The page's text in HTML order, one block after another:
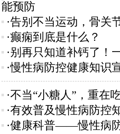
能预防
·告别不当运动，骨关
·癫痫到底是什么？
·别再只知道补钙了！
·慢性病防控健康知识
·不当“小糖人”，重在
·有效普及慢性病防控
·健康科普——慢性病